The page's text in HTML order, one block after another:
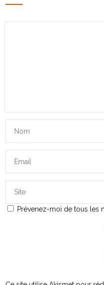
Prévenez-moi de tous les